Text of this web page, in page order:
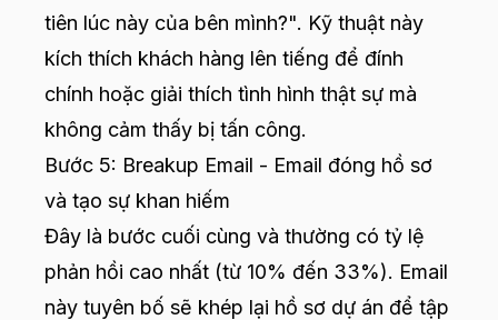
tiên lúc này của bên mình?". Kỹ thuật này
kích thích khách hàng lên tiếng để đính
chính hoặc giải thích tình hình thật sự mà
không cảm thấy bị tấn công.
Bước 5: Breakup Email - Email đóng hồ sơ
và tạo sự khan hiếm
Đây là bước cuối cùng và thường có tỷ lệ
phản hồi cao nhất (từ 10% đến 33%). Email
này tuyên bố sẽ khép lại hồ sơ dự án để tập